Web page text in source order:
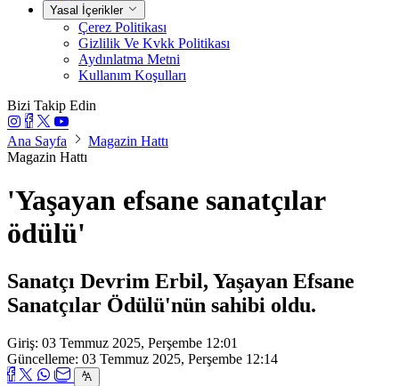
Yasal İçerikler
Çerez Politikası
Gizlilik Ve Kvkk Politikası
Aydınlatma Metni
Kullanım Koşulları
Bizi Takip Edin
Ana Sayfa
Magazin Hattı
Magazin Hattı
'Yaşayan efsane sanatçılar
ödülü'
Sanatçı Devrim Erbil, Yaşayan Efsane
Sanatçılar Ödülü'nün sahibi oldu.
Giriş: 03 Temmuz 2025, Perşembe 12:01
Güncelleme: 03 Temmuz 2025, Perşembe 12:14